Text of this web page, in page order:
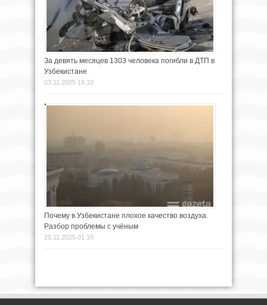
За девять месяцев 1303 человека погибли в ДТП в
Узбекистане
03.11.2025 16:10
Почему в Узбекистане плохое качество воздуха.
Разбор проблемы с учёным
25.11.2025 01:10